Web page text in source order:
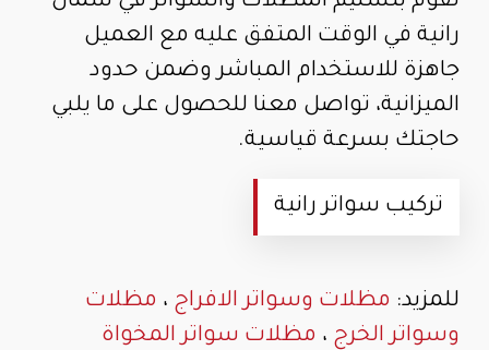
رانية في الوقت المتفق عليه مع العميل
جاهزة للاستخدام المباشر وضمن حدود
الميزانية، تواصل معنا للحصول على ما يلبي
حاجتك بسرعة قياسية.
تركيب سواتر رانية
للمزيد: مظلات وسواتر الافراج ، مظلات
وسواتر الخرج ، مظلات سواتر المخواة